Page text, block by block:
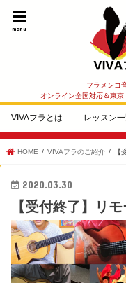
フラメンコ
オンライン全国対応＆東
menu
VIVAフラとは レッスン一
HOME VIVAフラのご紹介 【
2020.03.30
【受付終了】リ